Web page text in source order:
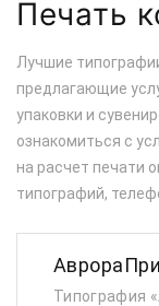
Печать
Лучшие
предлагающие
упаковки и
ознакомиться с
на расчет печати
типографий,
Типография